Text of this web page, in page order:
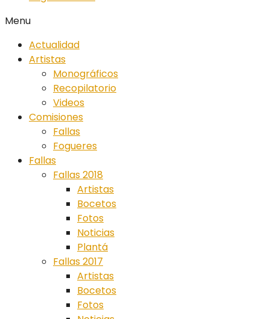
Menu
Actualidad
Artistas
Monográficos
Recopilatorio
Videos
Comisiones
Fallas
Fogueres
Fallas
Fallas 2018
Artistas
Bocetos
Fotos
Noticias
Plantá
Fallas 2017
Artistas
Bocetos
Fotos